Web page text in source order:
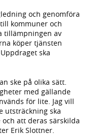
och genomföra
kommuner och
tillämpningen av
köper tjänsten
ska
ske på olika sätt.
med gällande
för lite. Jag vill
utsträckning ska
att deras särskilda
Erik Slottner.